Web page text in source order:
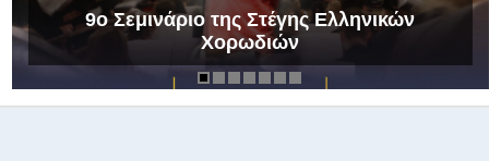
9ο Σεμινάριο της Στέγης Ελληνικών
Χορωδιών